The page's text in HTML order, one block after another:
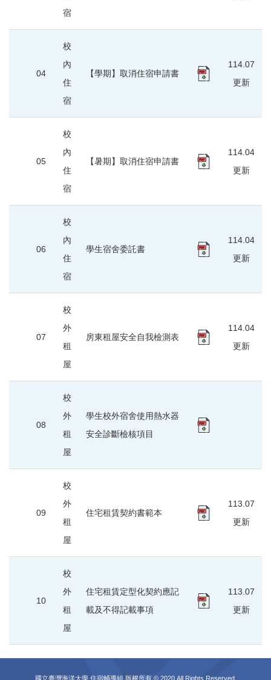
宿
04
校
內
住
宿
【學期】取消住宿申請書
114.07
更新
05
校
內
住
宿
【暑期】取消住宿申請書
114.04
更新
06
校
內
住
宿
學生宿舍委託書
114.04
更新
07
校
外
租
屋
房東租屋安全自我檢測表
114.04
更新
08
校
外
租
屋
學生校外宿舍使用熱水器
安全診斷檢核項目
09
校
外
租
屋
住宅租賃契約書範本
113.07
更新
10
校
外
租
屋
住宅租賃定型化契約應記
載及不得記載事項
113.07
更新
國立臺灣海洋大學 住宿輔導組 版權所有 © 2020 All Rights Reserved.